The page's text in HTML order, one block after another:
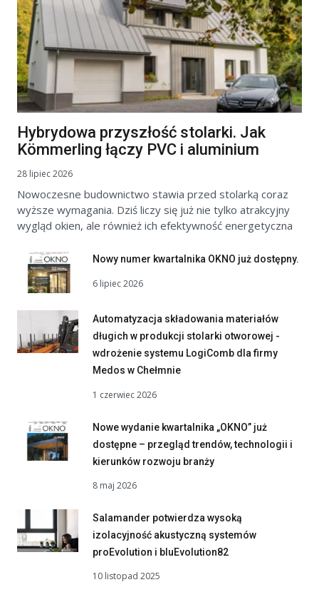
Hybrydowa przyszłość stolarki. Jak
Kömmerling łączy PVC i aluminium
28 lipiec 2026
Nowoczesne budownictwo stawia przed stolarką coraz
wyższe wymagania. Dziś liczy się już nie tylko atrakcyjny
wygląd okien, ale również ich efektywność energetyczna
Nowy numer kwartalnika OKNO już dostępny.
6 lipiec 2026
Automatyzacja składowania materiałów
długich w produkcji stolarki otworowej -
wdrożenie systemu LogiComb dla firmy
Medos w Chełmnie
1 czerwiec 2026
Nowe wydanie kwartalnika „OKNO” już
dostępne – przegląd trendów, technologii i
kierunków rozwoju branży
8 maj 2026
Salamander potwierdza wysoką
izolacyjność akustyczną systemów
proEvolution i bluEvolution82
10 listopad 2025